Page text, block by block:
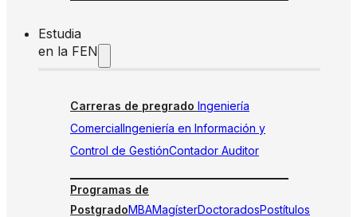
Estudia
en la FEN
Carreras de pregrado Ingeniería
ComercialIngeniería en Información y
Control de GestiónContador Auditor
Programas de
PostgradoMBAMagísterDoctoradosPostítulos